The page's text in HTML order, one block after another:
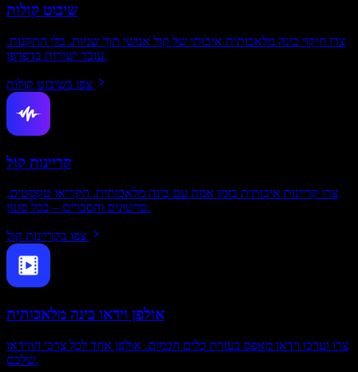
שיבוט קולות
צרו חיקוי בינה מלאכותית איכותי של קול אנושי תוך שניות. בלי התקנות.
עובד ישירות בדפדפן.
צפו בשיבוט קולות
קריינות קול
צרו קריינות איכותית בזמן אמת עם בינה מלאכותית. הקריאו טקסטים,
סרטונים והסברים – בכל סגנון.
צפו בקריינות קול
אולפן וידאו בינה מלאכותית
צרו וערכו וידאו מאפס בעזרת כלים חכמים. אולפן אחד לכל צרכי הווידאו
שלכם.